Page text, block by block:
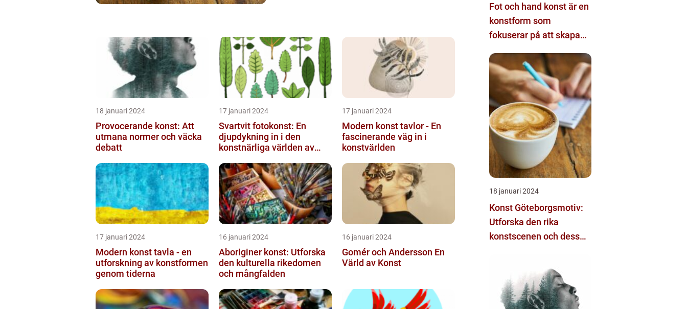
18 januari 2024
Provocerande konst: Att
utmana normer och väcka
debatt
17 januari 2024
Svartvit fotokonst: En
djupdykning in i den
konstnärliga världen av
17 januari 2024
Modern konst tavlor - En
fascinerande väg in i
konstvärlden
17 januari 2024
Modern konst tavla - en
utforskning av konstformen
genom tiderna
16 januari 2024
Aboriginer konst: Utforska
den kulturella rikedomen
och mångfalden
16 januari 2024
Gomér och Andersson En
Värld av Konst
Fot och hand konst är en
konstform som
fokuserar på att skapa
använda fötter och
händer istället för mer
traditionella verktyg som
penslar eller verktyg
18 januari 2024
Konst Göteborgsmotiv:
Utforska den rika
konstscenen och dess